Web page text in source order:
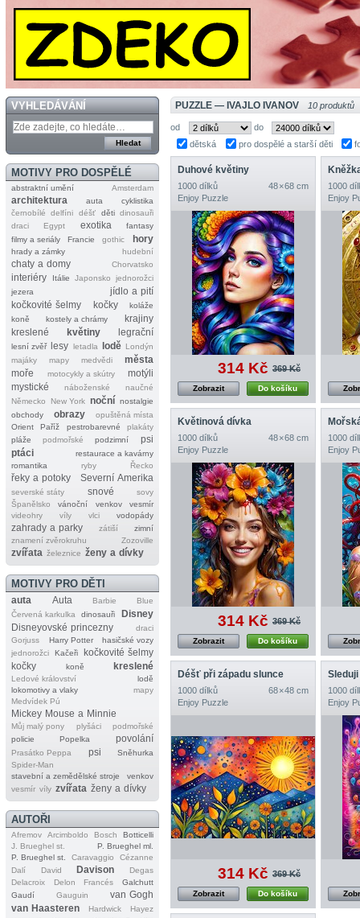
VYHLEDÁVÁNÍ
MOTIVY PRO DOSPĚLÉ
abstraktní umění Amsterdam
architektura auta
cyklistika
černobílé
delfíni déšť děti dinosauři
draci
Egypt exotika
fantasy
filmy a seriály
Francie gothic hory
hrady a zámky hudební
chaty a domy Chorvatsko
interiéry Itálie Japonsko
jednorožci
jezera
jídlo a pití
kočkovité šelmy
kočky
koláže
koně
kostely a chrámy
krajiny
kreslené
květiny legrační
lesní zvěř lesy letadla lodě Londýn
majáky
mapy medvědi
města
moře
motocykly a skútry
motýli
mystické
náboženské
naučné
Německo
New York noční nostalgie
obchody
obrazy
opuštěná místa
Orient
Paříž pestrobarevné
plakáty
pláže
podmořské podzimní
psi
ptáci
restaurace a kavárny
romantika
ryby Řecko
řeky a potoky Severní Amerika
severské státy snové
sovy
Španělsko
vánoční venkov
vesmír
videohry
víly vlci vodopády
zahrady a parky zátiší
zimní
znamení zvěrokruhu
Zozoville
zvířata železnice ženy a dívky
MOTIVY PRO DĚTI
auta Auta Barbie
Blue
Červená karkulka
dinosauři
Disney
Disneyovské princezny
draci
Gorjuss
Harry Potter
hasičské vozy
jednorožci
Kačeři
kočkovité šelmy
kočky
koně kreslené
Ledové království
lodě
lokomotivy a vlaky
mapy
Medvídek Pú
Mickey Mouse a Minnie
Můj malý pony plyšáci
podmořské
policie
Popelka povolání
Prasátko Peppa psi
Sněhurka
Spider‐Man
stavební a zemědělské stroje
venkov
vesmír víly zvířata ženy a dívky
AUTOŘI
Afremov Arcimboldo Bosch
Botticelli
J. Brueghel st.
P. Brueghel ml.
P. Brueghel st.
Caravaggio
Cézanne
Dalí
David Davison
Degas
Delacroix
Delon Francés
Galchutt
Gaudí
Gauguin
van Gogh
van Haasteren
Hardwick
Hayez
PUZZLE — IVAJLO IVANOV 10 produktů
od
do
dětská
pro dospělé a starší děti
Duhové květiny
1000 dílků
48 × 68 cm
Enjoy Puzzle
314 Kč 369 Kč
Do košíku
Zobrazit
1000
Enjoy
Květinová dívka
1000 dílků
48 × 68 cm
Enjoy Puzzle
314 Kč 369 Kč
Do košíku
Zobrazit
1000
Enjoy
Déšť při západu slunce
1000 dílků
68 × 48 cm
Enjoy Puzzle
314 Kč 369 Kč
Do košíku
Zobrazit
1000
Enjoy